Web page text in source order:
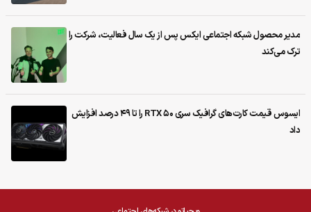
مدیر محصول شبکه اجتماعی ایکس پس از یک سال فعالیت، شرکت را
ترک می‌کند
ایسوس قیمت کارت‌های گرافیک سری RTX 50 را تا ۴۹ درصد افزایش
داد